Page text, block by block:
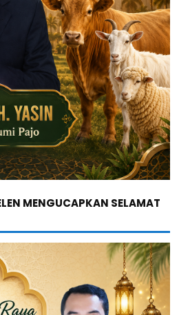
MENGUCAPKAN SELAMAT